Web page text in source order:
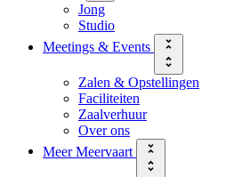
Jong
Studio
Meetings & Events
Zalen & Opstellingen
Faciliteiten
Zaalverhuur
Over ons
Meer Meervaart